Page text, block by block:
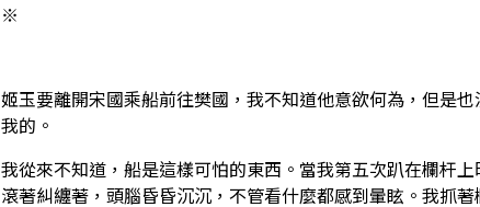
※
姬玉要離開宋國乘船前往樊國，我不知道他意欲何為，但是
我的。
我從來不知道，船是這樣可怕的東西。當我第五次趴在欄杆
滾著糾纏著，頭腦昏昏沉沉，不管看什麼都感到暈眩。我抓